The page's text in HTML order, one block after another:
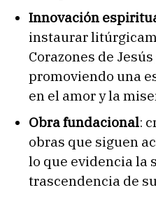
Innovación
instaurar
Corazones de
promoviendo una
en el amor y la
Obra fundacional:
obras que siguen
lo que evidencia la
trascendencia de